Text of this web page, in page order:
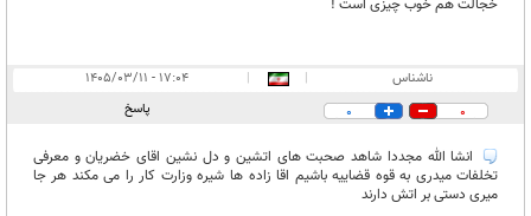
خجالت هم خوب چیزی است !
ناشناس |
|
۱۷:۰۴ - ۱۴۰۵/۰۳/۱۱
0
0 پاسخ
انشا الله مجددا شاهد صحبت های اتشین و دل نشین اقای خضریان و معرفی
تخلفات میدری به قوه قضاییه باشیم اقا زاده ها شیره وزارت کار را می مکند هر جا
میری دستی بر اتش دارند